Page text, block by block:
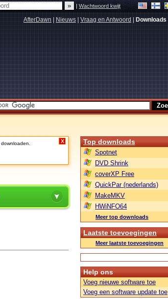
|Wachtwoord kwijt
AfterDawn Nieuws Vraag en Antwoord Downloads
downloaden.
X Top downloads
Spotnet
DVD Shrink
coverXP Free
QuickPar (nederlands)
MakeMKV
HWiNFO64
Meer top downloads
Laatste toevoegingen
Meer laatste toevoegingen
Help ons
Voeg nieuwe software toe
Voeg een software update toe